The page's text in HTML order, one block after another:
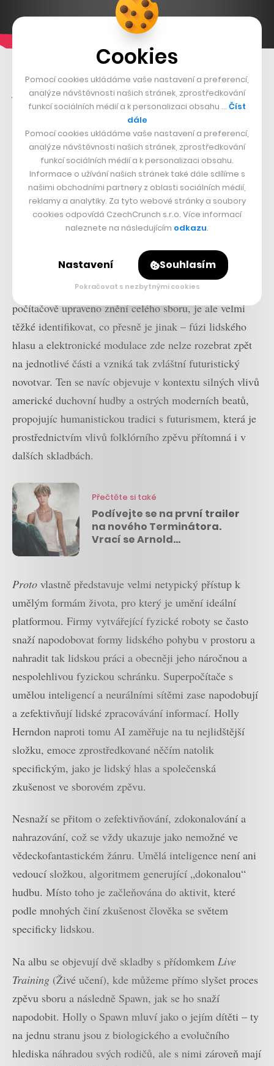
Člověk a technologie nestojí v opozici a přítomnost
jednoho neznamená vytěsnění druhého. Nejedná se o
černobílý vztah a stejně jak stroje mohou obohacovat
lidskou zkušenost, člověk může učit stroje o jeho
prožívání světa. Na albu se tato symbióza objevuje ve
více podobách. Spawn je někdy jasně rozeznatelná,
například ve skladbě Godmother, kde je její jméno
zmíněno přímo vedle další hostující umělkyně Jlin a v
úvodníBirth(zrození), která zachycuje její první
V dalších skladbách, jako veFrontier, je zase
počítačově upraveno znění celého sboru, je ale velmi
těžké identifikovat, co přesně je jinak – fúzi lidského
hlasu a elektronické modulace zde nelze rozebrat zpět
na jednotlivé části a vzniká tak zvláštní futuristický
novotvar. Ten se navíc objevuje v kontextu silných vlivů
americké duchovní hudby a ostrých moderních beatů,
propojujíc humanistickou tradici s futurismem, která je
prostřednictvím vlivů folklórního zpěvu přítomná i v
dalších skladbách.
Přečtěte si také
Podívejte se na první trailer
na nového Terminátora.
Vrací se Arnold
Proto vlastně představuje velmi netypický přístup k
umělým formám života, pro který je umění ideální
platformou. Firmy vytvářející fyzické roboty se často
snaží napodobovat formy lidského pohybu v prostoru a
nahradit tak lidskou práci a obecněji jeho náročnou a
nespolehlivou fyzickou schránku. Superpočítače s
umělou inteligencí a neurálními sítěmi zase napodobují
a zefektivňují lidské zpracovávání informací. Holly
Herndon naproti tomu AI zaměřuje na tu nejlidštější
složku, emoce zprostředkované něčím natolik
specifickým, jako je lidský hlas a společenská
zkušenost ve sborovém zpěvu.
Nesnaží se přitom o zefektivňování, zdokonalování a
nahrazování, což se vždy ukazuje jako nemožné ve
vědeckofantastickém žánru. Umělá inteligence není ani
vedoucí složkou, algoritmem generující „dokonalou“
hudbu. Místo toho je začleňována do aktivit, které
podle mnohých činí zkušenost člověka se světem
specificky lidskou.
Na albu se objevují dvě skladby s přídomkem Live
Training (Živé učení), kde můžeme přímo slyšet proces
zpěvu sboru a následně Spawn, jak se ho snaží
napodobit. Holly o Spawn mluví jako o jejím dítěti – ty
na jednu stranu jsou z biologického a evolučního
hlediska náhradou svých rodičů, ale s nimi zároveň mají
Cookies
Pomocí cookies ukládáme vaše nastavení a preferencí,
analýze návštěvnosti našich stránek, zprostředkování
funkcí sociálních médií a k personalizaci obsahu … Číst
dále
Pomocí cookies ukládáme vaše nastavení a preferencí,
analýze návštěvnosti našich stránek, zprostředkování
funkcí sociálních médií a k personalizaci obsahu.
Informace o užívání našich stránek také dále sdílíme s
našimi obchodními partnery z oblasti sociálních médií,
reklamy a analytiky. Za tyto webové stránky a soubory
cookies odpovídá CzechCrunch s.r.o. Více informací
naleznete na následujícím odkazu.
Nastavení Souhlasím
Pokračovat s nezbytnými cookies